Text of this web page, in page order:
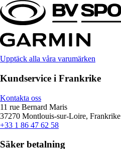
Upptäck alla våra varumärken
Kundservice i Frankrike
Kontakta oss
11 rue Bernard Maris
37270 Montlouis-sur-Loire, Frankrike
+33 1 86 47 62 58
Säker betalning